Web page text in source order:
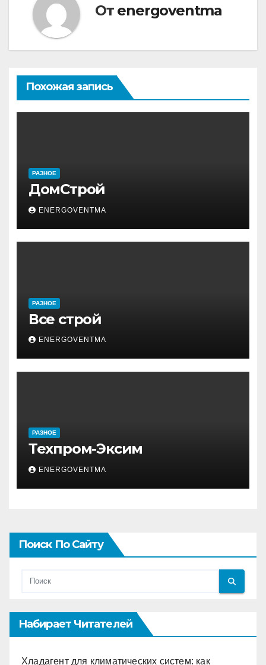
От energoventma
Похожая запись
РАЗНОЕ
ДомСтрой
ENERGOVENTMA
РАЗНОЕ
Все строй
ENERGOVENTMA
РАЗНОЕ
Техпром-Эксим
ENERGOVENTMA
Поиск По Сайту
Набирает Читателей
Хладагент для климатических систем: как